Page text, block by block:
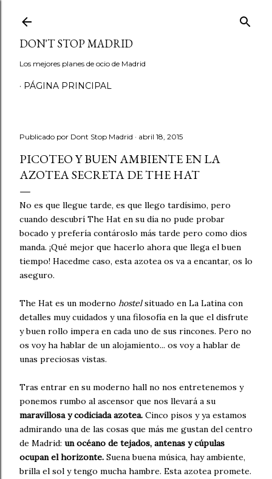
DON'T STOP MADRID
Los mejores planes de ocio de Madrid
PÁGINA PRINCIPAL
Publicado por Dont Stop Madrid abril 18, 2015
PICOTEO Y BUEN AMBIENTE EN LA
AZOTEA SECRETA DE THE HAT
No es que llegue tarde, es que llego tardísimo, pero
cuando descubrí The Hat en su día no pude probar
bocado y prefería contároslo más tarde pero como dios
manda. ¡Qué mejor que hacerlo ahora que llega el buen
tiempo! Hacedme caso, esta azotea os va a encantar, os lo
aseguro.
The Hat es un moderno hostelsituado en La Latina con
detalles muy cuidados y una filosofía en la que el disfrute
y buen rollo impera en cada uno de sus rincones. Pero no
os voy ha hablar de un alojamiento... os voy a hablar de
unas preciosas vistas.
Tras entrar en su moderno hall no nos entretenemos y
ponemos rumbo al ascensor que nos llevará a su
maravillosa y codiciada azotea. Cinco pisos y ya estamos
admirando una de las cosas que más me gustan del centro
de Madrid: un océano de tejados, antenas y cúpulas
ocupan el horizonte. Suena buena música, hay ambiente,
brilla el sol y tengo mucha hambre. Esta azotea promete.